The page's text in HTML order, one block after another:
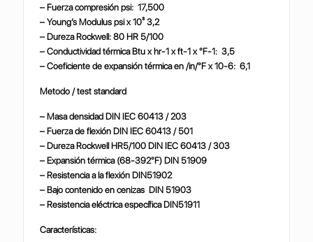
– Fuerza compresión psi: 17,500
– Young’s Modulus psi x 10³ 3,2
– Dureza Rockwell: 80 HR 5/100
– Conductividad térmica Btu x hr-1 x ft-1 x °F-1: 3,5
– Coeficiente de expansión térmica en /in/°F x 10-6: 6,1
Metodo / test standard
– Masa densidad DIN IEC 60413 / 203
– Fuerza de flexión DIN IEC 60413 / 501
– Dureza Rockwell HR5/100 DIN IEC 60413 / 303
– Expansión térmica (68-392°F) DIN 51909
– Resistencia a la flexión DIN51902
– Bajo contenido en cenizas DIN 51903
– Resistencia eléctrica específica DIN51911
Características: